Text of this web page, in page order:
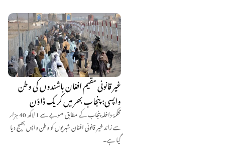
غیر قانونی مقیم افغان باشندوں کی وطن
واپسی: پنجاب بھر میں کریک ڈاؤن
محکمۂ داخلہ پنجاب کے مطابق صوبے سے 1 لاکھ 40 ہزار
سے زائد غیر قانونی افغان شہریوں کو وطن واپس بھیج دیا
گیا ہے۔